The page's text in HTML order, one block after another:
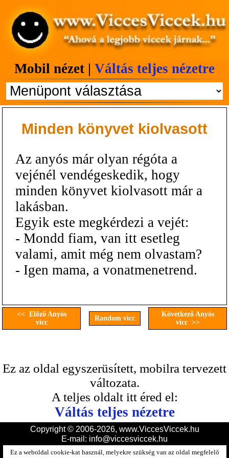
Mobil nézet | Váltás teljes nézetre
Minden könyvet kiolvasott
Az anyós már olyan régóta a
vejénél vendégeskedik, hogy
minden könyvet kiolvasott már a
lakásban.
Egyik este megkérdezi a vejét:
- Mondd fiam, van itt esetleg
valami, amit még nem olvastam?
- Igen mama, a vonatmenetrend.
<< Előző Anyós
vicc
Random vicc
Következő Anyós
vicc >>
Ez az oldal egyszerüsített, mobilra tervezett
változata.
A teljes oldalt itt éred el:
Váltás teljes nézetre
Copyright © 2006-2026, www.ViccesViccek.hu
E-mail: info@viccesviccek.hu
Ez a weboldal cookie-kat használ, melyekre szükség van az oldal megfelelő